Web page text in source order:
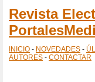
Revista
INICIO - NOVEDADES -
AUTORES - CONTACTAR